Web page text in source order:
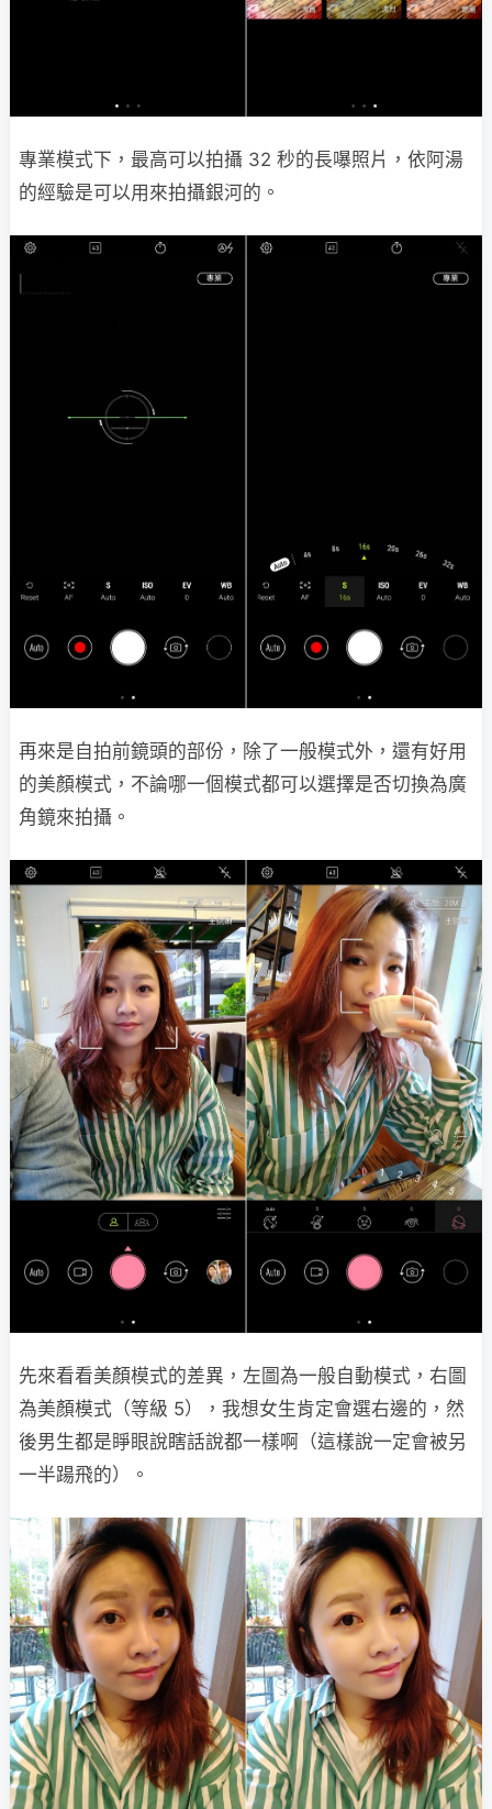
專業模式下，最高可以拍攝 32 秒的長嚗照片，依阿湯
的經驗是可以用來拍攝銀河的。
再來是自拍前鏡頭的部份，除了一般模式外，還有好用
的美顏模式，不論哪一個模式都可以選擇是否切換為廣
角鏡來拍攝。
先來看看美顏模式的差異，左圖為一般自動模式，右圖
為美顏模式（等級 5），我想女生肯定會選右邊的，然
後男生都是睜眼說瞎話說都一樣啊（這樣說一定會被另
一半踼飛的）。